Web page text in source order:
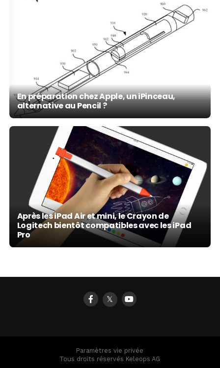
En préparation chez Apple, un iPinceau,
alternative au Pencil ?
Après les iPad Air et mini, le Crayon de
Logitech bientôt compatibles avec les iPad
Pro
𝕏
Paramètres vie privée
Tous droits réservés Keleops AG